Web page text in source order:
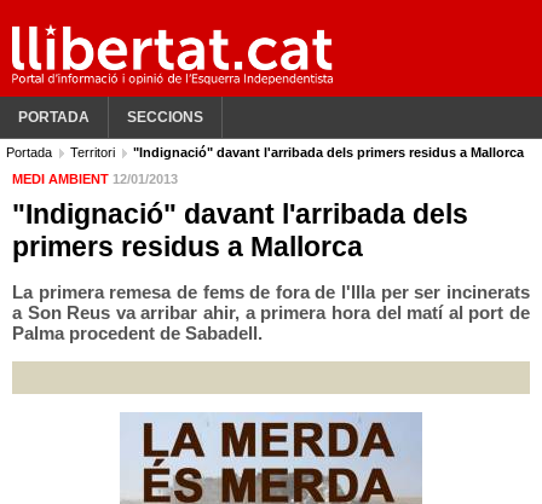
PORTADA SECCIONS
Portada Territori
"Indignació" davant l'arribada dels primers residus a Mallorca
MEDI AMBIENT 12/01/2013
"Indignació" davant l'arribada dels
primers residus a Mallorca
La primera remesa de fems de fora de l'Illa per ser incinerats
a Son Reus va arribar ahir, a primera hora del matí al port de
Palma procedent de Sabadell.